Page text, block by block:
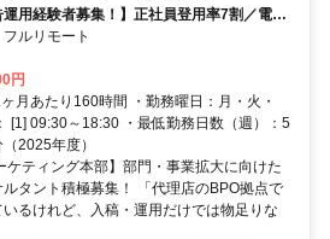
運用経験者募集！】正社員登用率7割／電通
日・土日祝休み／残業月平均4時間19分
ルリモート
円
月あたり160時間 ・勤務曜日：月・火・
[1] 09:30～18:30 ・最低勤務日数（週）：5
2025年度）
ケティング本部】部門・事業拡大に向けた
タント積極募集！ 「代理店のBPO拠点で
るけれど、入稿・運用だけでは物足りな